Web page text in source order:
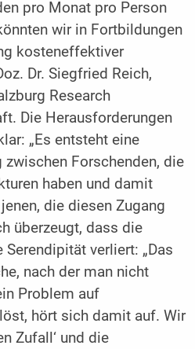
pro Monat pro Person
wir in Fortbildungen
kosteneffektiver
Dr. Siegfried Reich,
Research
Die Herausforderungen
„Es entsteht eine
Forschenden, die
haben und damit
die diesen Zugang
überzeugt, dass die
verliert: „Das
nach der man nicht
Problem auf
hört sich damit auf. Wir
Zufall‘ und die